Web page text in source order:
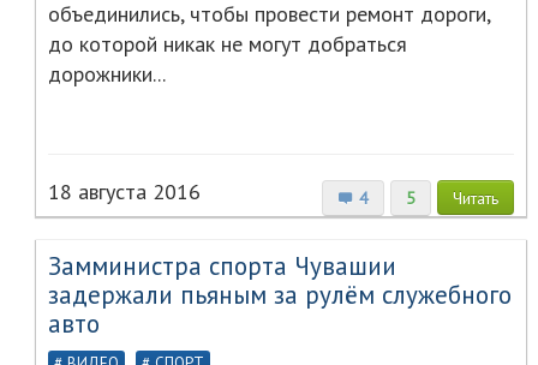
объединились, чтобы провести ремонт дороги,
до которой никак не могут добраться
дорожники...
4 5 Читать
18 августа 2016
Замминистра спорта Чувашии
задержали пьяным за рулём служебного
авто